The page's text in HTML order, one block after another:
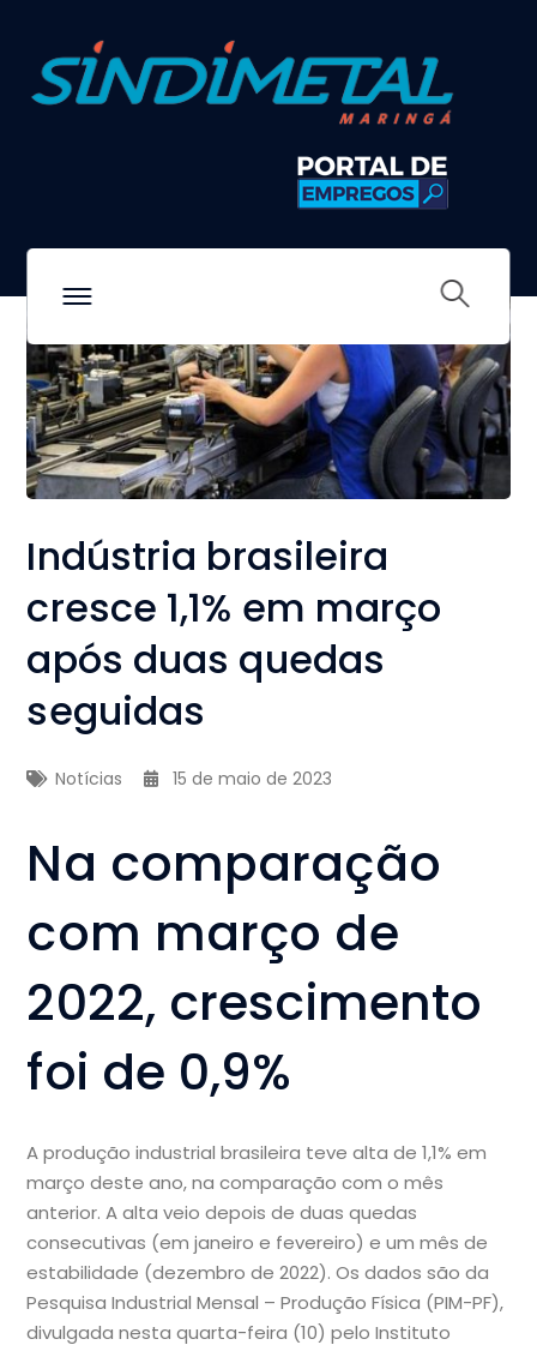
Indústria brasileira
cresce 1,1% em março
após duas quedas
seguidas
Notícias 15 de maio de 2023
Na comparação
com março de
2022, crescimento
foi de 0,9%
A produção industrial brasileira teve alta de 1,1% em
março deste ano, na comparação com o mês
anterior. A alta veio depois de duas quedas
consecutivas (em janeiro e fevereiro) e um mês de
estabilidade (dezembro de 2022). Os dados são da
Pesquisa Industrial Mensal – Produção Física (PIM-PF),
divulgada nesta quarta-feira (10) pelo Instituto